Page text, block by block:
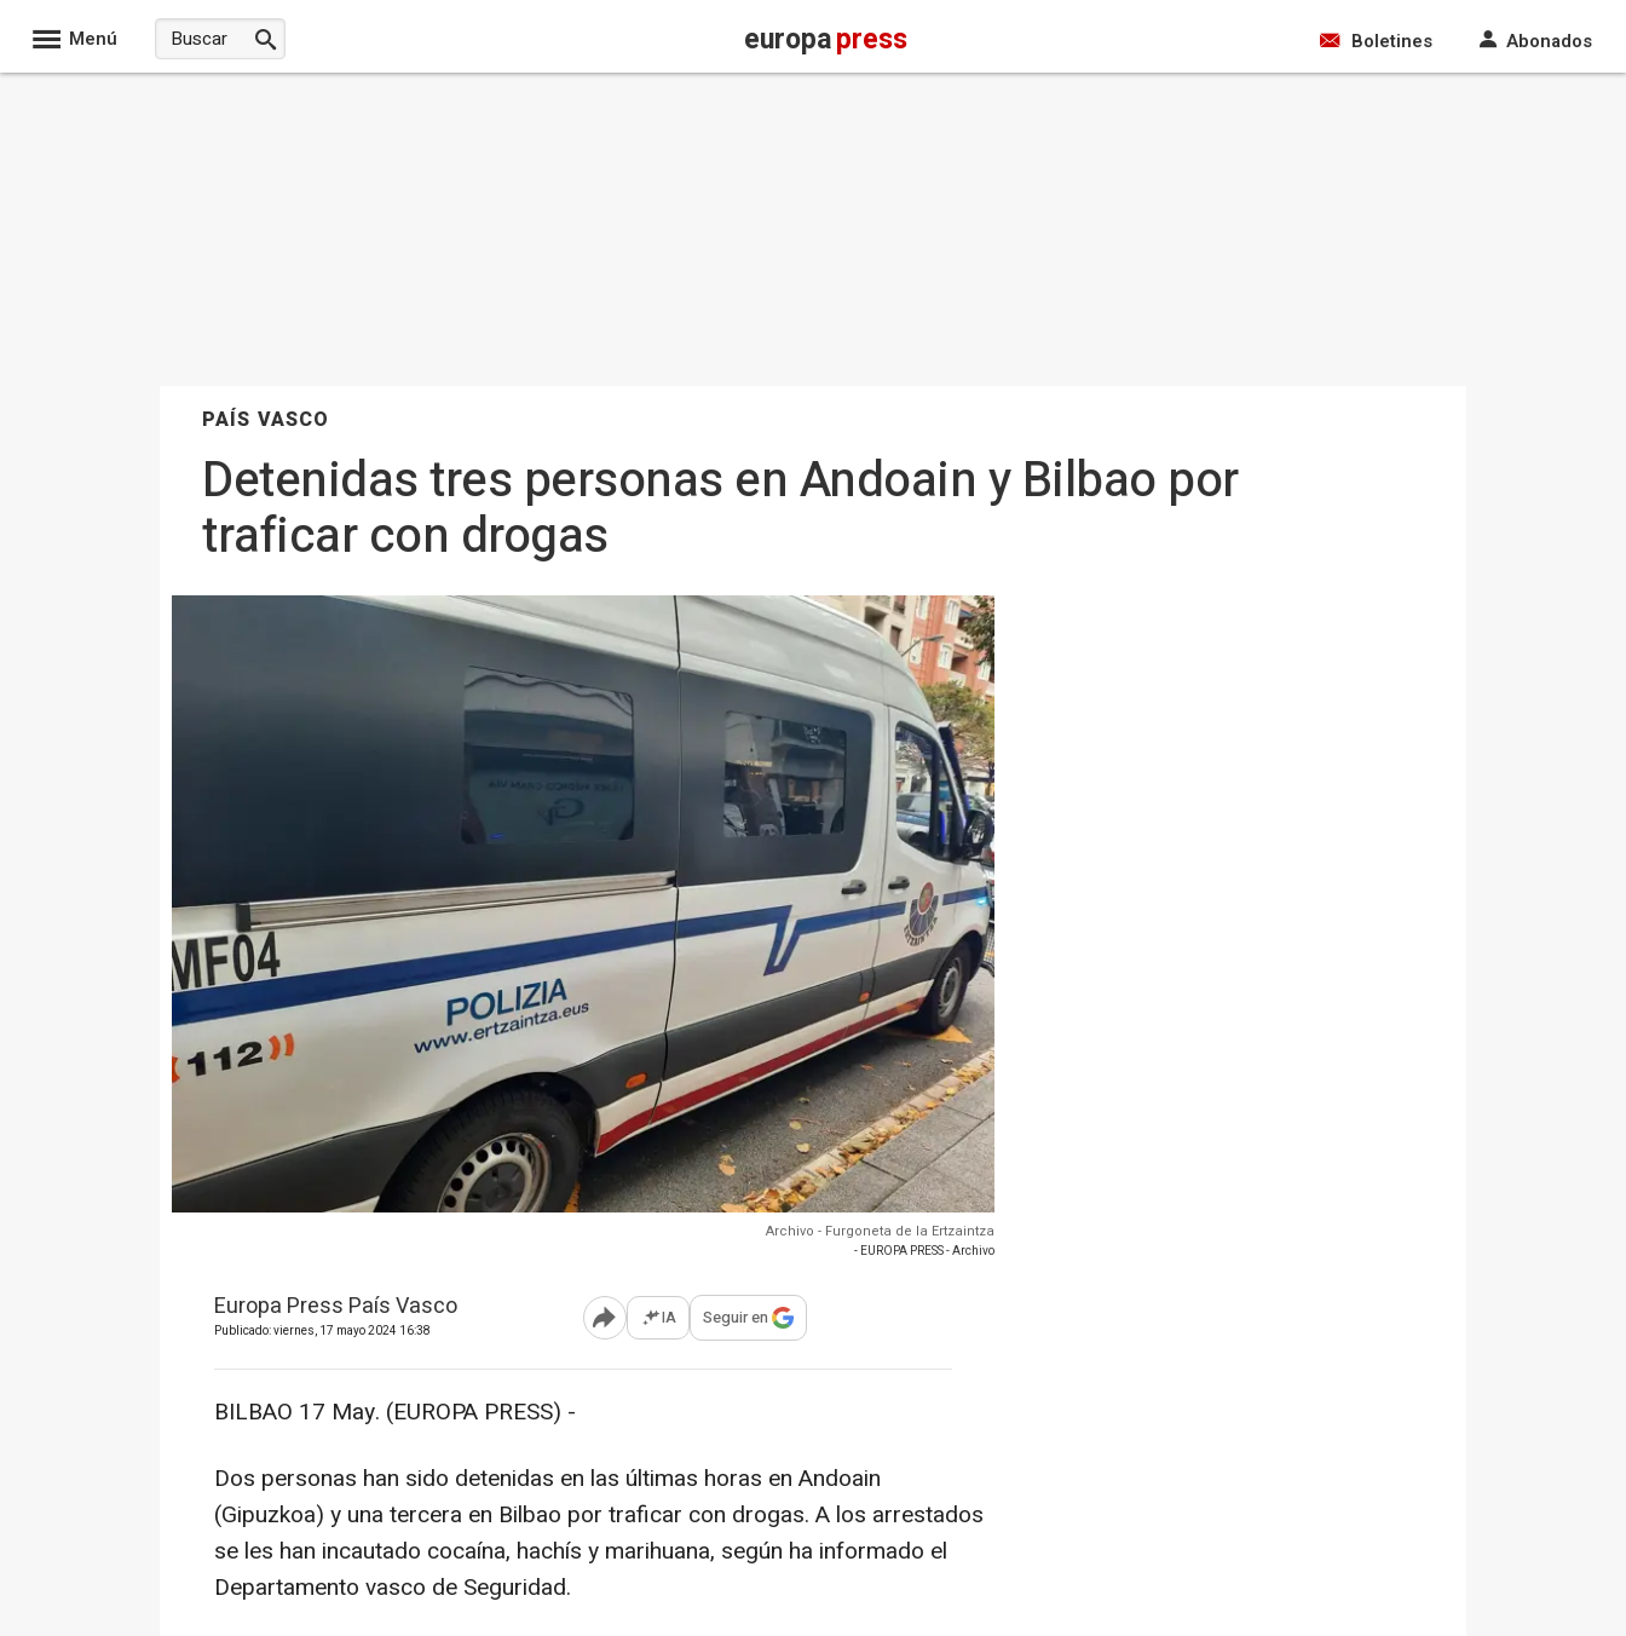
Menú europapress Boletines Abonados
PAÍS VASCO
Detenidas tres personas en Andoain y Bilbao por
traficar con drogas
Archivo - Furgoneta de la Ertzaintza
- EUROPA PRESS - Archivo
Europa Press País Vasco
Publicado: viernes, 17 mayo 2024 16:38 Abrir opciones para compartir
IA Seguir en
BILBAO 17 May. (EUROPA PRESS) -
Dos personas han sido detenidas en las últimas horas en Andoain
(Gipuzkoa) y una tercera en Bilbao por traficar con drogas. A los arrestados
se les han incautado cocaína, hachís y marihuana, según ha informado el
Departamento vasco de Seguridad.